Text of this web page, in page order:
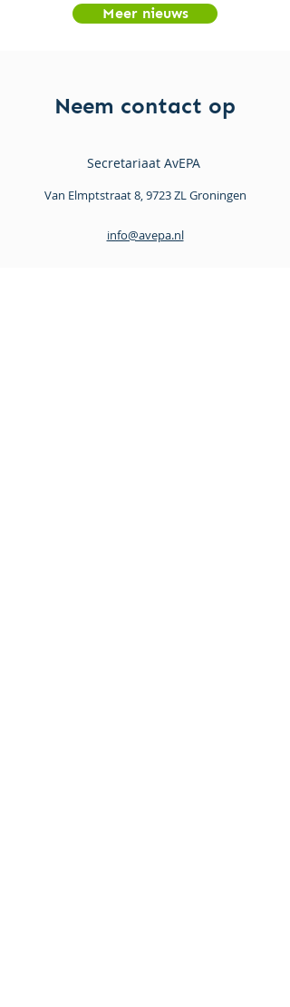
Meer nieuws
Neem contact op
Secretariaat AvEPA
Van Elmptstraat 8, 9723 ZL Groningen
info@avepa.nl